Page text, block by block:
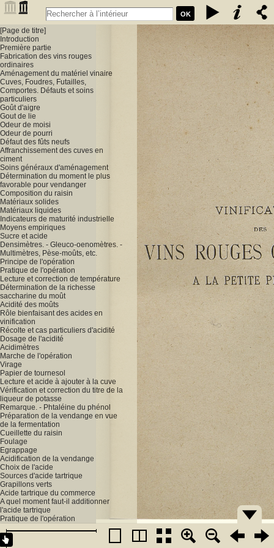
OK
Vinification des vins rouges ordinaires à la petite propriété : extrait
des conférences faites à l'Association des anciens élèves de l'école
communale de Portet (Haute-Garonne) / par A. Lacassagne,... -
Lacassagne, A.. Auteur
Table
[Page de titre]
Introduction
Première partie
Fabrication des vins rouges
ordinaires
Aménagement du matériel vinaire
Cuves, Foudres, Futailles,
Comportes. Défauts et soins
particuliers
Goût d'aigre
Gout de lie
Odeur de moisi
Odeur de pourri
Défaut des fûts neufs
Affranchissement des cuves en
ciment
Soins généraux d'aménagement
Détermination du moment le plus
favorable pour vendanger
Composition du raisin
Matériaux solides
Matériaux liquides
Indicateurs de maturité industrielle
Moyens empiriques
Sucre et acide
Densimètres. - Gleuco-oenomètres. -
Multimètres, Pèse-moûts, etc.
Principe de l'opération
Pratique de l'opération
Lecture et correction de température
Détermination de la richesse
saccharine du moût
Acidité des moûts
Rôle bienfaisant des acides en
vinification
Récolte et cas particuliers d'acidité
Dosage de l'acidité
Acidimètres
Marche de l'opération
Virage
Papier de tournesol
Lecture et acide à ajouter à la cuve
Vérification et correction du titre de la
liqueur de potasse
Remarque. - Phtaléine du phénol
Préparation de la vendange en vue
de la fermentation
Cueillette du raisin
Foulage
Egrappage
Acidification de la vendange
Choix de l'acide
Sources d'acide tartrique
Grapillons verts
Acide tartrique du commerce
A quel moment faut-il additionner
l'acide tartrique
Pratique de l'opération
Plâtrage
Phosphatage
Sucrage